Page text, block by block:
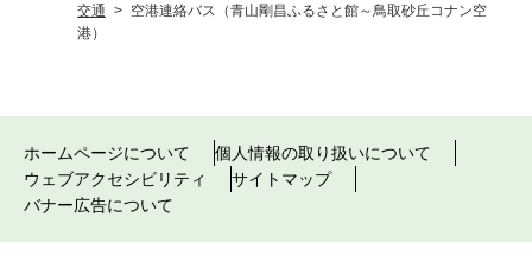
交通 > 空港連絡バス（青山剛昌ふるさと館～鳥取砂丘コナン空
港）
ホームページについて
個人情報の取り扱いについて
ウェブアクセシビリティ
サイトマップ
バナー広告について